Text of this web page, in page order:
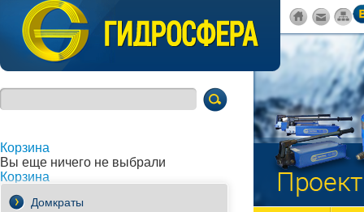
Корзина
Вы еще ничего не выбрали
Корзина
Всего товаров::
Домкраты